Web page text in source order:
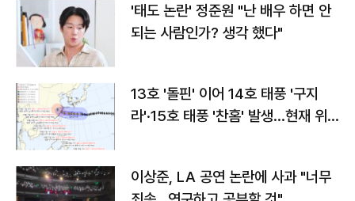
'태도 논란' 정준원 "난 배우 하면 안
되는 사람인가? 생각 했다"
13호 '돌핀' 이어 14호 태풍 '구지
라'·15호 태풍 '찬홈' 발생…현재 위
이상준, LA 공연 논란에 사과 "너무